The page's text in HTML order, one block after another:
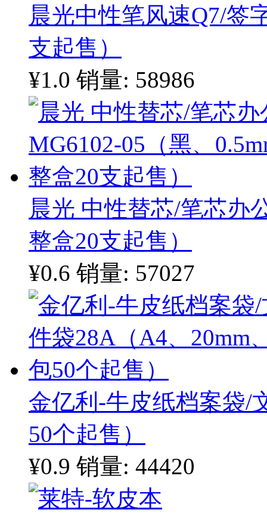
晨光中性笔风速Q7/签
支起售）
¥1.0 销量: 58986
晨光 中性替芯/笔芯办
整盒20支起售）
¥0.6 销量: 57027
金亿利-牛皮纸档案袋/
50个起售）
¥0.9 销量: 44420